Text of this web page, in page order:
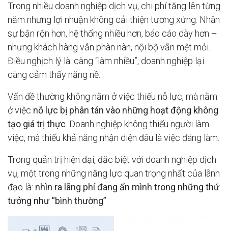
Trong nhiều doanh nghiệp dịch vụ, chi phí tăng lên từng
năm nhưng lợi nhuận không cải thiện tương xứng. Nhân
sự bận rộn hơn, hệ thống nhiều hơn, báo cáo dày hơn –
nhưng khách hàng vẫn phàn nàn, nội bộ vẫn mệt mỏi.
Điều nghịch lý là: càng “làm nhiều”, doanh nghiệp lại
càng cảm thấy nặng nề.
Vấn đề thường không nằm ở việc thiếu nỗ lực, mà nằm
ở việc nỗ lực bị phân tán vào những hoạt động không
tạo giá trị thực . Doanh nghiệp không thiếu người làm
việc, mà thiếu khả năng nhận diện đâu là việc đáng làm.
Trong quản trị hiện đại, đặc biệt với doanh nghiệp dịch
vụ, một trong những năng lực quan trọng nhất của lãnh
đạo là: nhìn ra lãng phí đang ẩn mình trong những thứ
tưởng như “bình thường”